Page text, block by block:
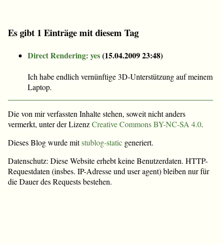
Es gibt 1 Einträge mit diesem Tag
Direct Rendering: yes(15.04.2009 23:48)
Ich habe endlich vernünftige 3D-Unterstützung auf meinem
Laptop.
Die von mir verfassten Inhalte stehen, soweit nicht anders
vermerkt, unter der LizenzCreative Commons BY-NC-SA 4.0.
Dieses Blog wurde mitstublog-static generiert.
Datenschutz: Diese Website erhebt keine Benutzerdaten. HTTP-
Requestdaten (insbes. IP-Adresse und user agent) bleiben nur für
die Dauer des Requests bestehen.